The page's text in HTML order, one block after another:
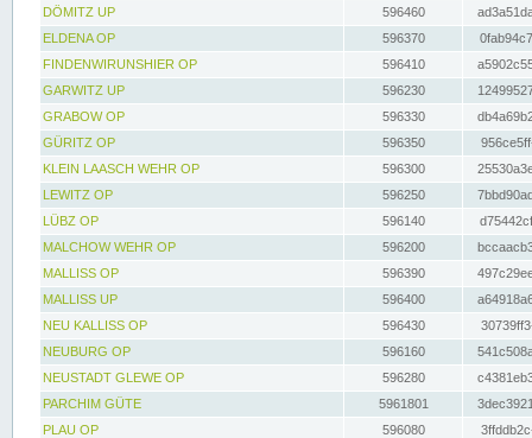
DÖMITZ UP
596460
ELDENA OP
596370
FINDENWIRUNSHIER OP
596410
GARWITZ UP
596230
GRABOW OP
596330
GÜRITZ OP
596350
KLEIN LAASCH WEHR OP
596300
LEWITZ OP
596250
LÜBZ OP
596140
MALCHOW WEHR OP
596200
MALLISS OP
596390
MALLISS UP
596400
NEU KALLISS OP
596430
NEUBURG OP
596160
NEUSTADT GLEWE OP
596280
PARCHIM GÜTE
5961801
PLAU OP
596080